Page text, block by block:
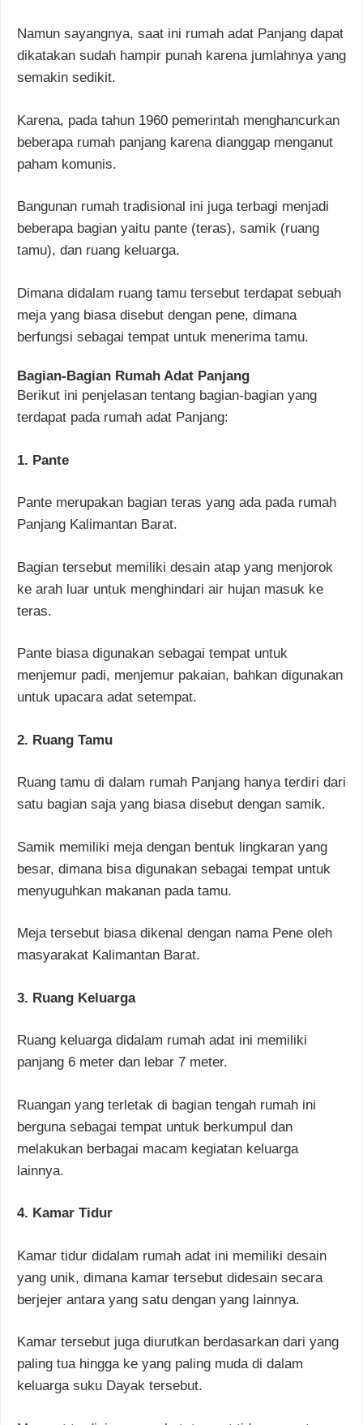
Namun sayangnya, saat ini rumah adat Panjang dapat
dikatakan sudah hampir punah karena jumlahnya yang
semakin sedikit.
Karena, pada tahun 1960 pemerintah menghancurkan
beberapa rumah panjang karena dianggap menganut
paham komunis.
Bangunan rumah tradisional ini juga terbagi menjadi
beberapa bagian yaitu pante (teras), samik (ruang
tamu), dan ruang keluarga.
Dimana didalam ruang tamu tersebut terdapat sebuah
meja yang biasa disebut dengan pene, dimana
berfungsi sebagai tempat untuk menerima tamu.
Bagian-Bagian Rumah Adat Panjang
Berikut ini penjelasan tentang bagian-bagian yang
terdapat pada rumah adat Panjang:
1. Pante
Pante merupakan bagian teras yang ada pada rumah
Panjang Kalimantan Barat.
Bagian tersebut memiliki desain atap yang menjorok
ke arah luar untuk menghindari air hujan masuk ke
teras.
Pante biasa digunakan sebagai tempat untuk
menjemur padi, menjemur pakaian, bahkan digunakan
untuk upacara adat setempat.
2. Ruang Tamu
Ruang tamu di dalam rumah Panjang hanya terdiri dari
satu bagian saja yang biasa disebut dengan samik.
Samik memiliki meja dengan bentuk lingkaran yang
besar, dimana bisa digunakan sebagai tempat untuk
menyuguhkan makanan pada tamu.
Meja tersebut biasa dikenal dengan nama Pene oleh
masyarakat Kalimantan Barat.
3. Ruang Keluarga
Ruang keluarga didalam rumah adat ini memiliki
panjang 6 meter dan lebar 7 meter.
Ruangan yang terletak di bagian tengah rumah ini
berguna sebagai tempat untuk berkumpul dan
melakukan berbagai macam kegiatan keluarga
lainnya.
4. Kamar Tidur
Kamar tidur didalam rumah adat ini memiliki desain
yang unik, dimana kamar tersebut didesain secara
berjejer antara yang satu dengan yang lainnya.
Kamar tersebut juga diurutkan berdasarkan dari yang
paling tua hingga ke yang paling muda di dalam
keluarga suku Dayak tersebut.